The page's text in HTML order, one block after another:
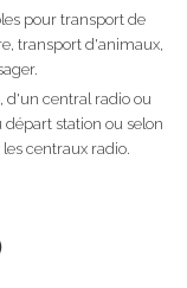
pour transport de
transport d'animaux,
d'un central radio ou
station ou selon
centraux radio.